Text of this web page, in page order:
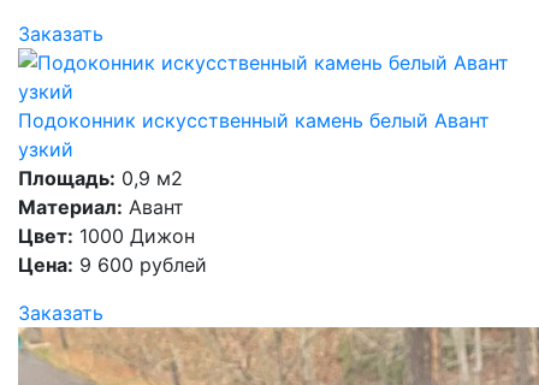
Заказать
Подоконник искусственный камень белый Авант
узкий
Площадь: 0,9 м2
Материал: Авант
Цвет: 1000 Дижон
Цена: 9 600 рублей
Заказать